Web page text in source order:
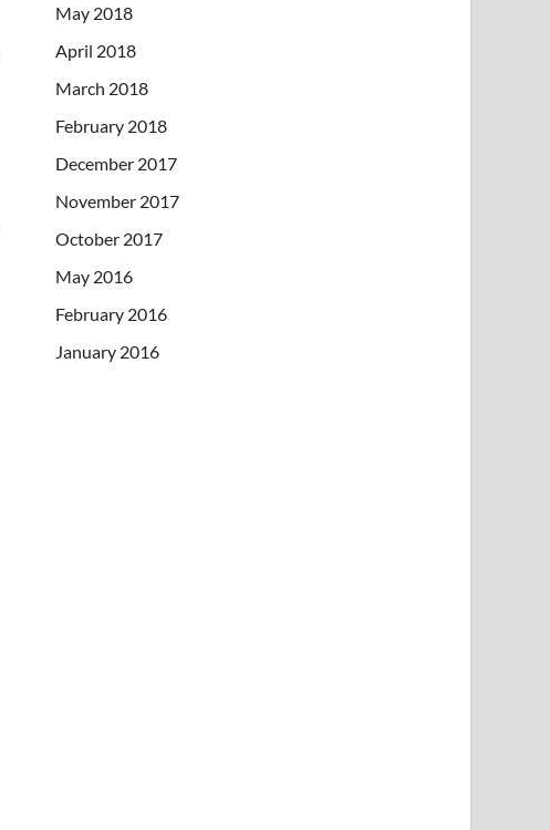
May 2018
April 2018
March 2018
February 2018
December 2017
November 2017
October 2017
May 2016
February 2016
January 2016